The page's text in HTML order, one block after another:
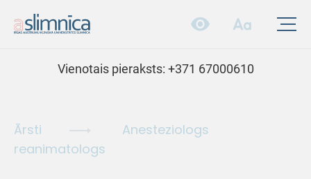
Vienotais pieraksts: +371 67000610
Ārsti
Anesteziologs
reanimatologs